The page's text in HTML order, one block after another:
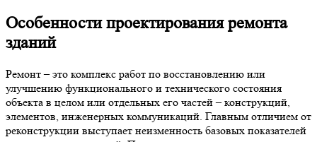
Особенностипроектирования ремонта
зданий
Ремонт – это комплекс работ по восстановлению или
улучшению функционального и технического состояния
объекта в целом или отдельных его частей – конструкций,
элементов, инженерных коммуникаций. Главным отличием от
реконструкции выступает неизменность базовых показателей